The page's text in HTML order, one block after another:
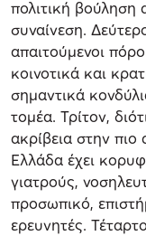
πολιτική βούληση
συναίνεση.
απαιτούμενοι
κοινοτικά και
σημαντικά
τομέα. Τρίτον,
ακρίβεια στην
Ελλάδα έχει
γιατρούς,
προσωπικό,
ερευνητές.